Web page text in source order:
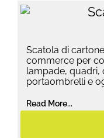
Scatola di
commerce per
lampade, quadri,
portaombrelli e
Read More...